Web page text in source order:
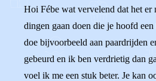
Hoi Fébe wat vervelend dat het er
dingen gaan doen die je hoofd
doe bijvoorbeeld aan paardrijden
gebeurd en ik ben verdrietig dan
voel ik me een stuk beter. Je kan